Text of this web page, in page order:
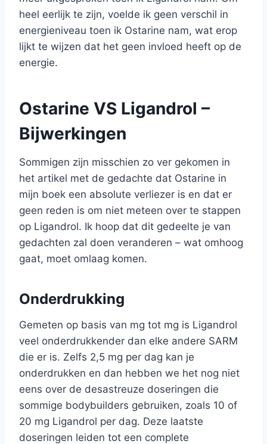
heel eerlijk te zijn, voelde ik geen verschil in
energieniveau toen ik Ostarine nam, wat erop
lijkt te wijzen dat het geen invloed heeft op de
energie.
Ostarine VS Ligandrol –
Bijwerkingen
Sommigen zijn misschien zo ver gekomen in
het artikel met de gedachte dat Ostarine in
mijn boek een absolute verliezer is en dat er
geen reden is om niet meteen over te stappen
op Ligandrol. Ik hoop dat dit gedeelte je van
gedachten zal doen veranderen – wat omhoog
gaat, moet omlaag komen.
Onderdrukking
Gemeten op basis van mg tot mg is Ligandrol
veel onderdrukkender dan elke andere SARM
die er is. Zelfs 2,5 mg per dag kan je
onderdrukken en dan hebben we het nog niet
eens over de desastreuze doseringen die
sommige bodybuilders gebruiken, zoals 10 of
20 mg Ligandrol per dag. Deze laatste
doseringen leiden tot een complete